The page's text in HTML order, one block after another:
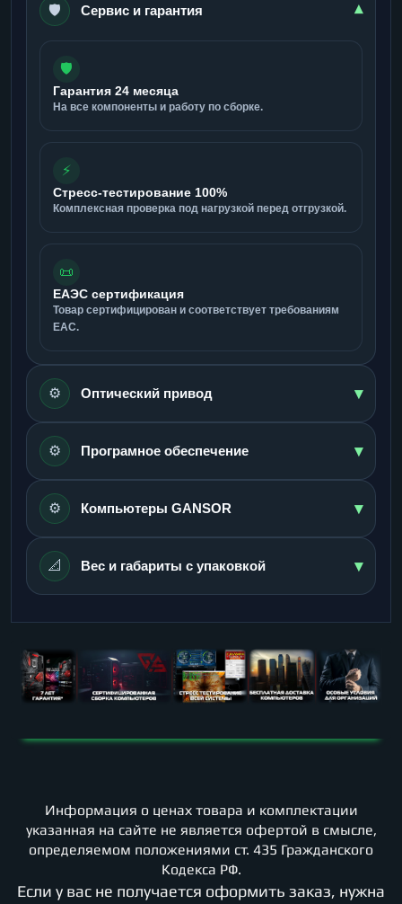
🛡️ Сервис и гарантия ▾
🛡️
Гарантия 24 месяца
На все компоненты и работу по сборке.
⚡
Стресс-тестирование 100%
Комплексная проверка под нагрузкой перед отгрузкой.
📜
ЕАЭС сертификация
Товар сертифицирован и соответствует требованиям
ЕАС.
⚙️ Оптический привод ▾
⚙️ Програмное обеспечение ▾
⚙️ Компьютеры GANSOR ▾
📐 Вес и габариты с упаковкой ▾
Информация о ценах товара и комплектации
указанная на сайте не является офертой в смысле,
определяемом положениями ст. 435 Гражданского
Кодекса РФ.
Если у вас не получается оформить заказ, нужна